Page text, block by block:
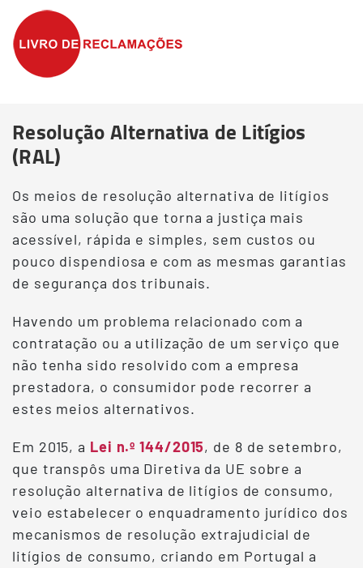
Resolução Alternativa de Litígios
(RAL)
Os meios de resolução alternativa de litígios
são uma solução que torna a justiça mais
acessível, rápida e simples, sem custos ou
pouco dispendiosa e com as mesmas garantias
de segurança dos tribunais.
Havendo um problema relacionado com a
contratação ou a utilização de um serviço que
não tenha sido resolvido com a empresa
prestadora, o consumidor pode recorrer a
estes meios alternativos.
Em 2015, a Lei n.º 144/2015, de 8 de setembro,
que transpôs uma Diretiva da UE sobre a
resolução alternativa de litígios de consumo,
veio estabelecer o enquadramento jurídico dos
mecanismos de resolução extrajudicial de
litígios de consumo, criando em Portugal a